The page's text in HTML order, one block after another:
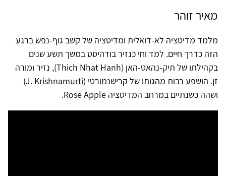
מאיר זוהר
מלמד מדיטציה לא-דואלית ומדיטציה של קשב גוף-נפש ברגע
הזה כדרך חיים. למד וחי כנזיר בודהיסט במשך תשע שנים
בקהילתו של תיק-נהאט-האן (Thich Nhat Hanh), נזיר ומורה
זן. הושפע רבות מהגותו של קרישנמורטי (J. Krishnamurti)
ושהה כשנתיים במרחב המדיטציה Rose Apple.